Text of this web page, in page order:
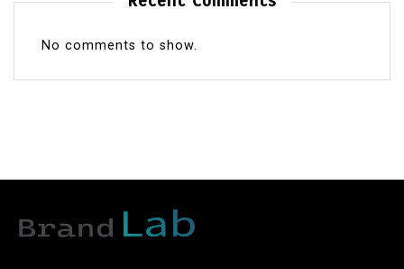
No comments to show.